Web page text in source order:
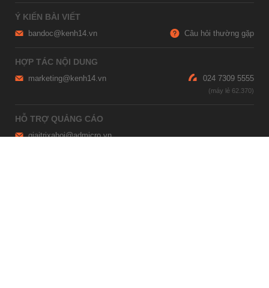
Ý KIẾN BÀI VIẾT
bandoc@kenh14.vn Câu hỏi thường gặp
HỢP TÁC NỘI DUNG
marketing@kenh14.vn 024 7309 5555
HỖ TRỢ QUẢNG CÁO
giaitrixahoi@admicro.vn